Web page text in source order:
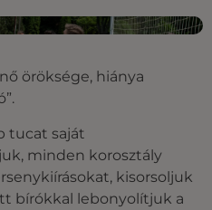
öröksége, hiánya
tucat saját
minden korosztály
kisorsoljuk
bírókkal lebonyolítjuk a